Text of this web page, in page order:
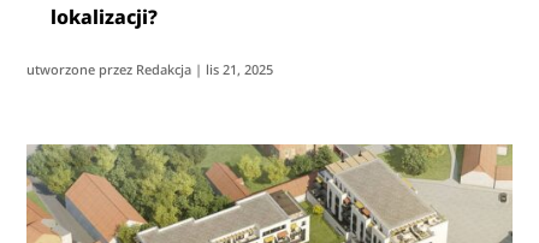
lokalizacji?
utworzone przez Redakcja | lis 21, 2025